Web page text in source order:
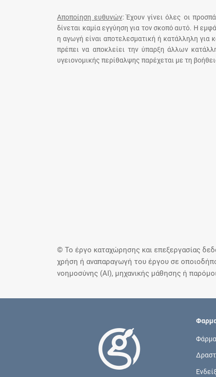
Αποποίηση ευθυνών: Έχουν γίνει όλες οι
δίνεται καμία εγγύηση για τον σκοπό αυτό. Η
η αγωγή είναι αποτελεσματική ή κατάλληλη
πρέπει να αποκλείει την ύπαρξη άλλων
υγειονομικής περίθαλψης παρέχεται με τη
© Το έργο καταχώρησης και επεξεργασίας
χρήση ή αναπαραγωγή του έργου σε
νοημοσύνης (AI), μηχανικής μάθησης ή